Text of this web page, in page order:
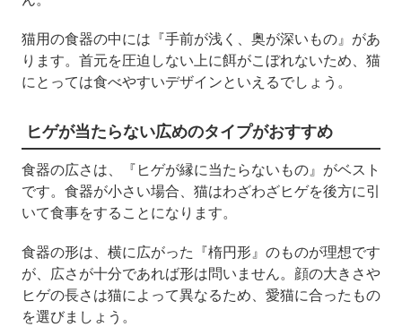
猫用の食器の中には『手前が浅く、奥が深いもの』があ
ります。首元を圧迫しない上に餌がこぼれないため、猫
にとっては食べやすいデザインといえるでしょう。
ヒゲが当たらない広めのタイプがおすすめ
食器の広さは、『ヒゲが縁に当たらないもの』がベスト
です。食器が小さい場合、猫はわざわざヒゲを後方に引
いて食事をすることになります。
食器の形は、横に広がった『楕円形』のものが理想です
が、広さが十分であれば形は問いません。顔の大きさや
ヒゲの長さは猫によって異なるため、愛猫に合ったもの
を選びましょう。